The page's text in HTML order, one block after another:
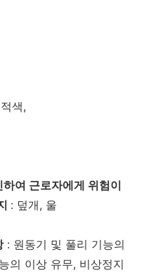
색,
여 근로자에게 위험이
: 덮개, 울
: 원동기 및 풀리 기능의
의 이상 유무, 비상정지